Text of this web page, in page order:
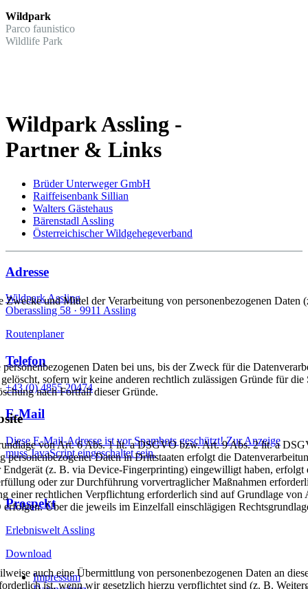
Wildpark
Parco faunistico
Wildlife Park
Wildpark Assling -
Partner & Links
Brüder Unterweger GmbH
Raiffeisenbank Sillian
Walters Gästehaus
Bärenstadl Assling
Österreichischer Wildgehegeverband
Adresse
Wildpark Assling
Oberassling 58 · 9911 Assling
Routenplaner
Telefon
+43 (0) 4855 20474
E-Mail
Diese E-Mail-Adresse ist vor Spambots geschützt! Zur Anzeige
muss JavaScript eingeschaltet sein.
Prospekt
Erlebniswelt Assling
Download
Impressum
und Mittel der Verarbeitung von personenbezogenen
Daten bei uns, bis der Zweck für die
sofern wir keine anderen rechtlich zulässigen Gründe für die
nach Fortfall dieser Gründe.
von Art. 6 Abs. 1 lit. a DSGVO bzw. Art. 9 Abs. 2 lit. a
Daten in Drittstaaten erfolgt die
(z. B. via Device-Fingerprinting) eingewilligt haben, erfolgt
oder zur Durchführung vorvertraglicher Maßnahmen
einer rechtlichen Verpflichtung erforderlich sind auf Grundlage
Über die jeweils im Einzelfall einschlägigen
auch eine Übermittlung von personenbezogenen Daten an
ist, wenn wir gesetzlich hierzu verpflichtet sind (z. B.